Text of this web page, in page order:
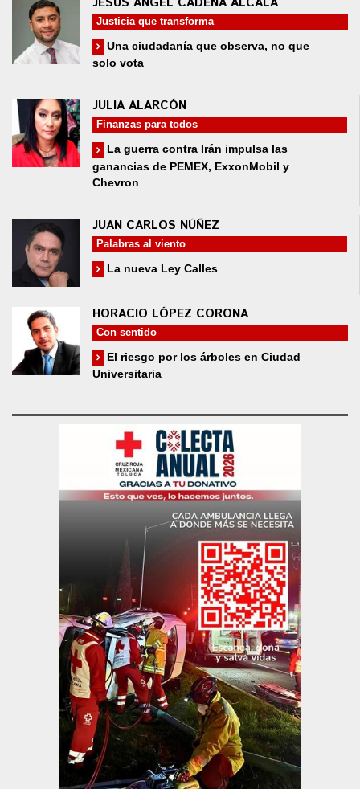
Justicia que transforma
Una ciudadanía que observa, no que
solo vota
JULIA ALARCÓN
Finanzas para todos
La guerra contra Irán impulsa las
ganancias de PEMEX, ExxonMobil y
Chevron
JUAN CARLOS NÚÑEZ
Palabras al viento
La nueva Ley Calles
HORACIO LÓPEZ CORONA
Con sentido
El riesgo por los árboles en Ciudad
Universitaria